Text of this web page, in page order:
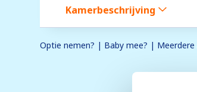
Kamerbeschrijving
Optie nemen? | Baby mee? |